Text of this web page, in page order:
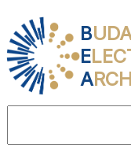
B
E
A